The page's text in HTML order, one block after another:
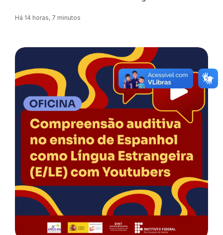
Há 14 horas, 7 minutos